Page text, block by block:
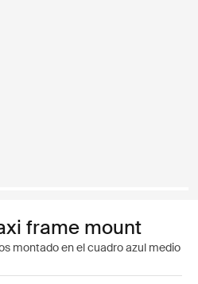
frame mount
montado en el cuadro azul medio